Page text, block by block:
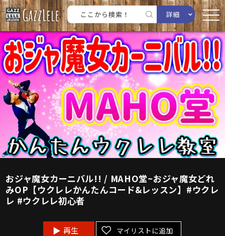
詳細
おジャ魔女カーニバル!! / MAHO堂~おジャ魔女どれ
みOP【ウクレレかんたんコード&レッスン】#ウクレ
レ #ウクレレ初心者
再生 マイリストに追加